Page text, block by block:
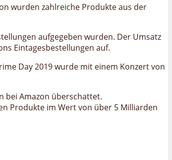
wurden zahlreiche Produkte aus der
aufgegeben wurden. Der Umsatz
Eintagesbestellungen auf.
Day 2019 wurde mit einem Konzert von
bei Amazon überschattet.
Produkte im Wert von über 5 Milliarden